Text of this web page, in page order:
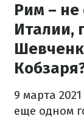
Рим –
Италии,
9 марта
еще одном